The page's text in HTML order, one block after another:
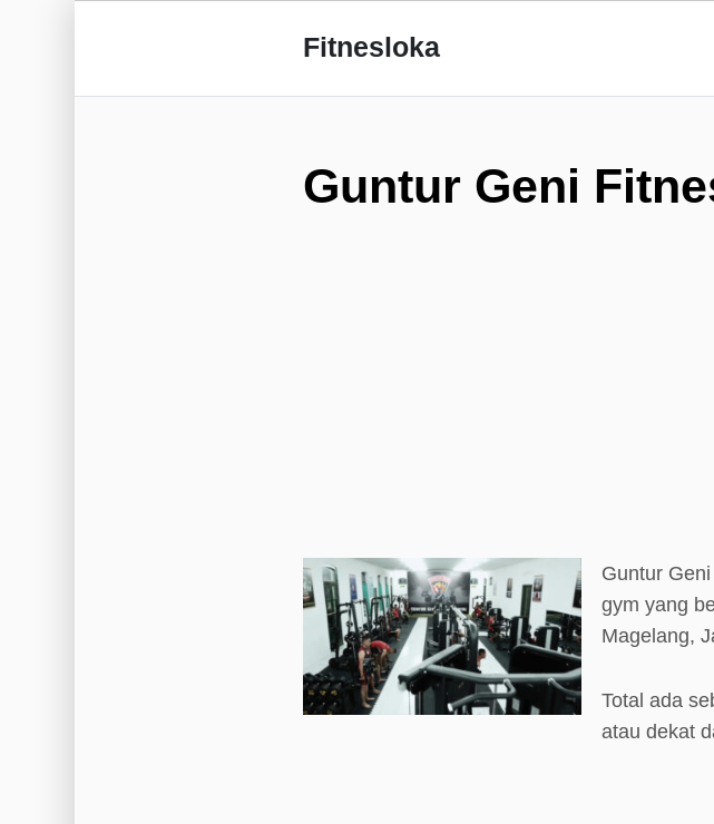
Fitnesloka
Guntur Geni
Guntur
gym yang
Magelang,
Total ada
atau dekat